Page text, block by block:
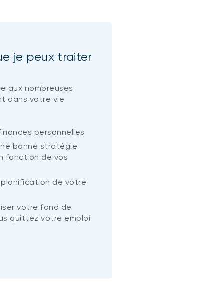
je peux traiter
aux nombreuses
dans votre vie
personnelles
bonne stratégie
fonction de vos
de votre
votre fond de
quittez votre emploi